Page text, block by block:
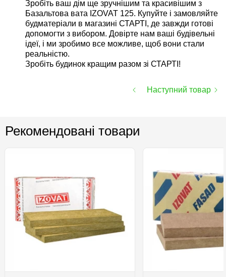
Зробіть ваш дім ще зручнішим та красивішим з
Базальтова вата IZOVAT 125. Купуйте і замовляйте
будматеріали в магазині СТАРТІ, де завжди готові
допомогти з вибором. Довірте нам ваші будівельні
ідеї, і ми зробимо все можливе, щоб вони стали
реальністю.
Зробіть будинок кращим разом зі СТАРТІ!
Наступний товар
Рекомендовані товари